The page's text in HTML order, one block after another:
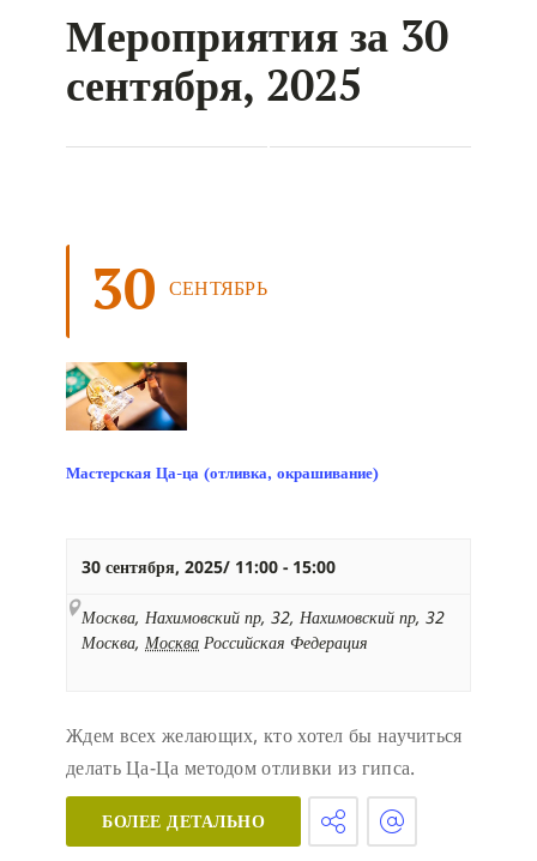
Мероприятия за 30
сентября, 2025
30 СЕНТЯБРЬ
Мастерская Ца-ца (отливка, окрашивание)
30 сентября, 2025/ 11:00 - 15:00
Москва, Нахимовский пр, 32, Нахимовский пр, 32
Москва, Москва Российская Федерация
Ждем всех желающих, кто хотел бы научиться
делать Ца-Ца методом отливки из гипса.
БОЛЕЕ ДЕТАЛЬНО